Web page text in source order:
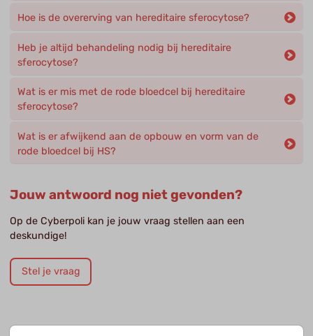
Hoe is de overerving van hereditaire sferocytose?
Heb je altijd behandeling nodig bij hereditaire
sferocytose?
Wat is er mis met de rode bloedcel bij hereditaire
sferocytose?
Wat is er afwijkend aan de opbouw en vorm van de
rode bloedcel bij HS?
Jouw antwoord nog niet gevonden?
Op de Cyberpoli kan je jouw vraag stellen aan een
deskundige!
Stel je vraag